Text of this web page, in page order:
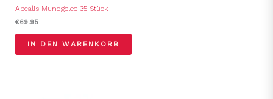
Apcalis Mundgelee 35 Stück
€69.95
IN DEN WARENKORB